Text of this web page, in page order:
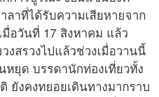
าที่ได้รับความเสียหายจาก
มื่อวันที่ 17 สิงหาคม แล้ว
งสรวงไปแล้วช่วงเมื่อวานนี้
หยุด บรรดานักท่องเที่ยวทั้ง
ยังคงทยอยเดินทางมากราบ